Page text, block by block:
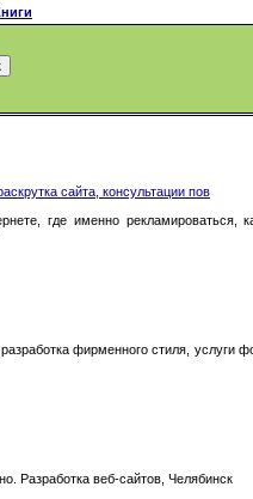
сайта, консультации пов
где именно рекламироваться,
фирменного стиля, услуги
Разработка веб-сайтов, Челябинск